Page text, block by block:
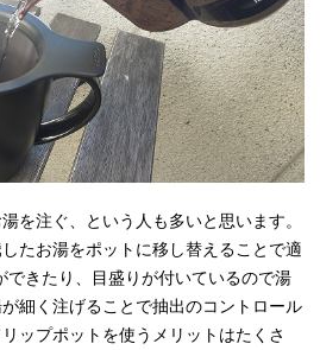
を注ぐ、という人も多いと思います。
たお湯をポットに移し替えることで適
きたり、目盛りが付いているので湯
細く注げることで抽出のコントロール
ップポットを使うメリットはたくさ